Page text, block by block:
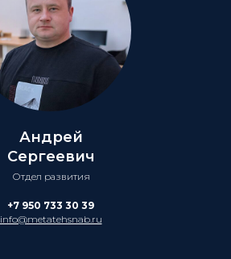
Андрей
Сергеевич
Отдел развития
+7 950 733 30 39
info@metatehsnab.ru